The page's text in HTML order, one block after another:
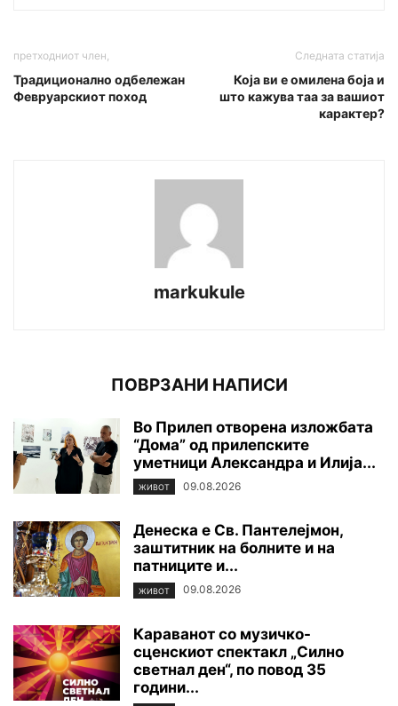
претходниот член,
Традиционално одбележан
Февруарскиот поход
Следната статија
Која ви е омилена боја и
што кажува таа за вашиот
карактер?
markukule
ПОВРЗАНИ НАПИСИ
Во Прилеп отворена изложбата
“Дома” од прилепските
уметници Александра и Илија...
ЖИВОТ 09.08.2026
Денеска е Св. Пантелејмон,
заштитник на болните и на
патниците и...
ЖИВОТ 09.08.2026
Караванот со музичко-
сценскиот спектакл „Силно
светнал ден“, по повод 35
години...